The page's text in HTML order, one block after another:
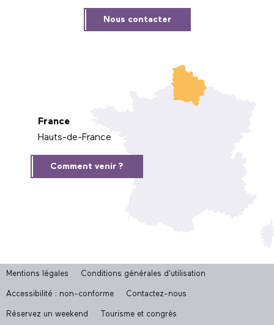
Nous contacter
France
Hauts-de-France
Comment venir ?
Mentions légales Conditions générales d'utilisation
Accessibilité : non-conforme Contactez-nous
Réservez un weekend Tourisme et congrès